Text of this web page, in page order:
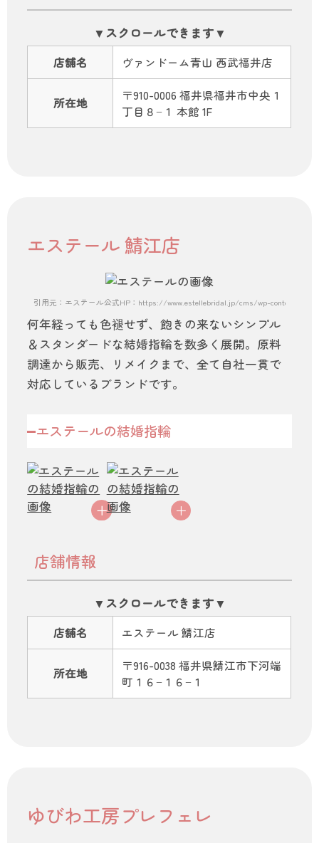
店舗名 ヴァンドーム青山 西武福井店
所在地
〒910-0006 福井県福井市中央１
丁目８−１ 本館 1F
エステール 鯖江店
引用元：エステール公式HP：https://www.estellebridal.jp/cms/wp-content/
何年経っても色褪せず、飽きの来ないシンプル
＆スタンダードな結婚指輪を数多く展開。原料
調達から販売、リメイクまで、全て自社一貫で
対応しているブランドです。
エステールの結婚指輪
店舗情報
店舗名 エステール 鯖江店
所在地
〒916-0038 福井県鯖江市下河端
町１６−１６−１
ゆびわ工房プレフェレ